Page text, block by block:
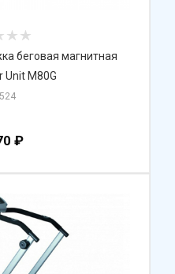
беговая магнитная
Unit M80G
₽